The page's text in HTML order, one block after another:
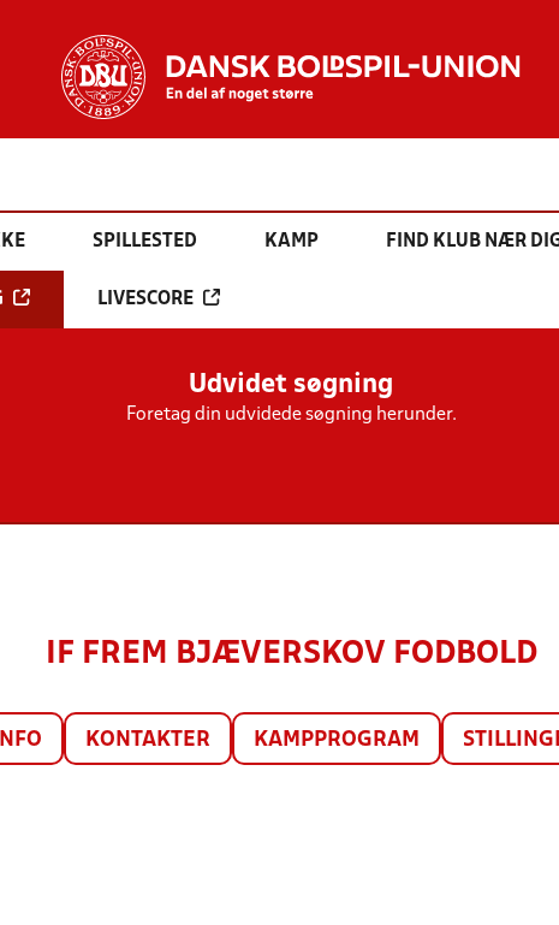
SPILLESTED KAMP FIND KLUB NÆR
LIVESCORE
Udvidet søgning
Foretag din udvidede søgning herunder.
IF FREM BJÆVERSKOV FODBOLD
KONTAKTER KAMPPROGRAM